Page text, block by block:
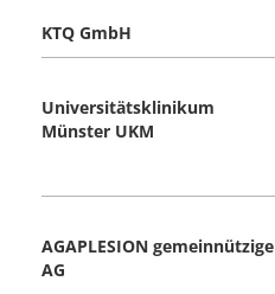
KTQ GmbH
Universitätsklinikum
Münster UKM
AGAPLESION gemeinnützige
AG